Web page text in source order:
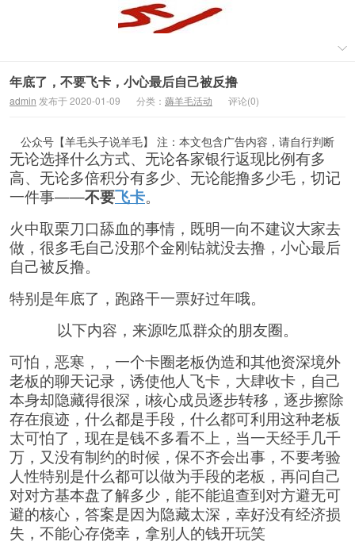
年底了，不要飞卡，小心最后自己被反撸
admin 发布于 2020-01-09 分类： 薅羊毛活动 评论(0)
公众号【羊毛头子说羊毛】 注：本文包含广告内容，请自行判断
无论选择什么方式、无论各家银行返现比例有多
高、无论多倍积分有多少、无论能撸多少毛，切记
一件事——不要飞卡。
火中取栗刀口舔血的事情，既明一向不建议大家去
做，很多毛自己没那个金刚钻就没去撸，小心最后
自己被反撸。
特别是年底了，跑路干一票好过年哦。
以下内容，来源吃瓜群众的朋友圈。
可怕，恶寒，，一个卡圈老板伪造和其他资深境外
老板的聊天记录，诱使他人飞卡，大肆收卡，自己
本身却隐藏得很深，i核心成员逐步转移，逐步擦除
存在痕迹，什么都是手段，什么都可利用这种老板
太可怕了，现在是钱不多看不上，当一天经手几千
万，又没有制约的时候，保不齐会出事，不要考验
人性特别是什么都可以做为手段的老板，再问自己
对对方基本盘了解多少，能不能追查到对方避无可
避的核心，答案是因为隐藏太深，幸好没有经济损
失，不能心存侥幸，拿别人的钱开玩笑